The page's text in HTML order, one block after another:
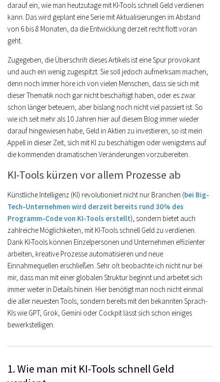
darauf ein, wie man heutzutage mit KI-Tools schnell Geld verdienen
kann. Das wird geplant eine Serie mit Aktualisierungen im Abstand
von 6 bis 8 Monaten, da die Entwicklung derzeit recht flott voran
geht.
Zugegeben, die Überschrift dieses Artikels ist eine Spur provokant
und auch ein wenig zugespitzt. Sie soll jedoch aufmerksam machen,
denn noch immer höre ich von vielen Menschen, dass sie sich mit
dieser Thematik noch gar nicht beschäftigt haben, oder es zwar
schon länger beteuern, aber bislang noch nicht viel passiert ist. So
wie ich seit mehr als 10 Jahren hier auf diesem Blog immer wieder
darauf hingewiesen habe, Geld in Aktien zu investieren, so ist mein
Appell in dieser Zeit, sich mit KI zu beschäftigen oder wenigstens auf
die kommenden dramatischen Veränderungen vorzubereiten.
KI-Tools kürzen vor allem Prozesse ab
Künstliche Intelligenz (KI) revolutioniert nicht nur Branchen (bei Big-
Tech-Unternehmen wird derzeit bereits rund 30% des
Programm-Code von KI-Tools erstellt), sondern bietet auch
zahlreiche Möglichkeiten, mit KI-Tools schnell Geld zu verdienen.
Dank KI-Tools können Einzelpersonen und Unternehmen effizienter
arbeiten, kreative Prozesse automatisieren und neue
Einnahmequellen erschließen. Sehr oft beobachte ich nicht nur bei
mir, dass man mit einer globalen Struktur beginnt und arbeitet sich
immer weiter in Details hinein. Hier benötigt man noch nicht einmal
die aller neuesten Tools, sondern bereits mit den bekannten Sprach-
KIs wie GPT, Grok, Gemini oder Cockpit lässt sich schon einiges
bewerkstelligen.
1. Wie man mit KI-Tools schnell Geld